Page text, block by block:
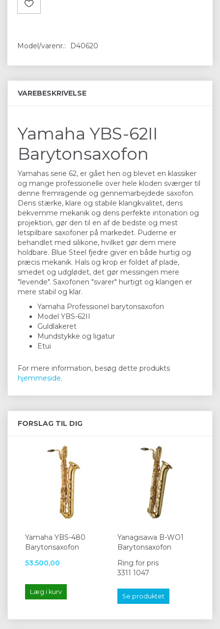
Model/varenr.: D40620
VAREBESKRIVELSE
Yamaha YBS-62II
Barytonsaxofon
Yamahas serie 62, er gået hen og blevet en klassiker
og mange professionelle over hele kloden sværger til
denne fremragende og gennemarbejdede saxofon.
Dens stærke, klare og stabile klangkvalitet, dens
bekvemme mekanik og dens perfekte intonation og
projektion, gør den til en af de bedste og mest
letspilbare saxofoner på markedet. Puderne er
behandlet med silikone, hvilket gør dem mere
holdbare. Blue Steel fjedre giver en både hurtig og
præcis mekanik. Hals og krop er foldet af plade,
smedet og udglødet, det gør messingen mere
"levende". Saxofonen "svarer" hurtigt og klangen er
mere stabil og klar.
Yamaha Professionel barytonsaxofon
Model YBS-62II
Guldlakeret
Mundstykke og ligatur
Etui
For mere information, besøg dette produkts
hjemmeside.
FORSLAG TIL DIG
Yamaha YBS-480
Barytonsaxofon
53.500,00
Læg i kurv
Yanagisawa B-WO1
Barytonsaxofon
Ring for pris
3311 1047
Se produktet